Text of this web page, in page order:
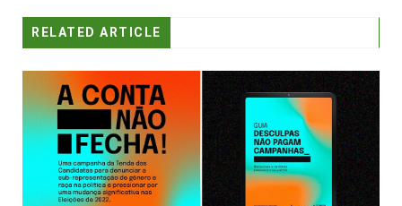
RELATED ARTICLE